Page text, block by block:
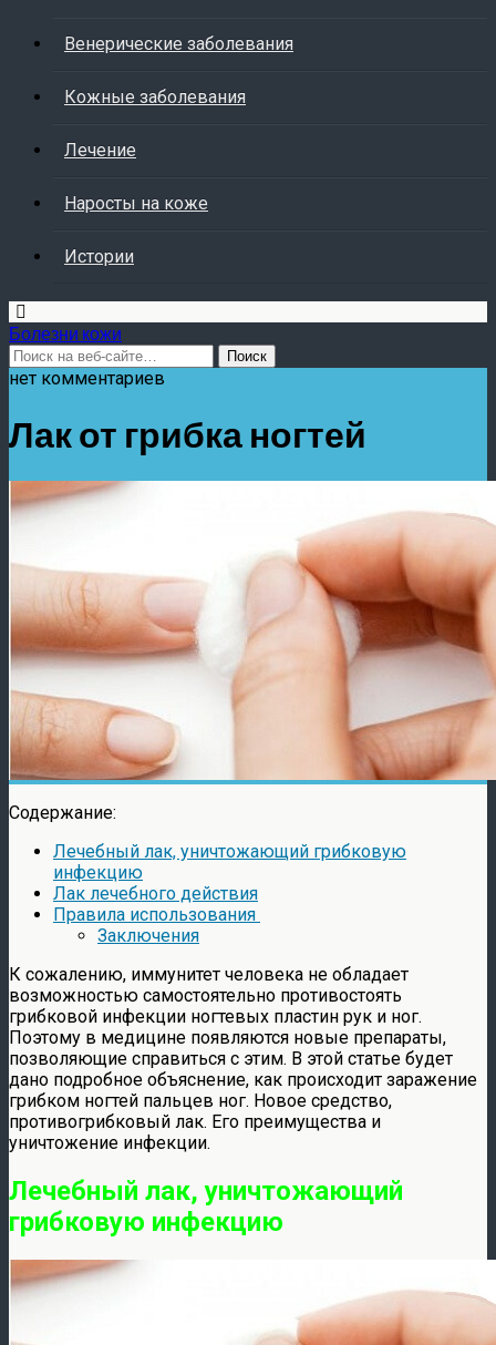
Венерические заболевания
Кожные заболевания
Лечение
Наросты на коже
Истории
Болезни кожи
нет комментариев
Лак от грибка ногтей
Содержание:
Лечебный лак, уничтожающий грибковую
инфекцию
Лак лечебного действия
Правила использования
Заключения
К сожалению, иммунитет человека не обладает
возможностью самостоятельно противостоять
грибковой инфекции ногтевых пластин рук и ног.
Поэтому в медицине появляются новые препараты,
позволяющие справиться с этим. В этой статье будет
дано подробное объяснение, как происходит заражение
грибком ногтей пальцев ног. Новое средство,
противогрибковый лак. Его преимущества и
уничтожение инфекции.
Лечебный лак, уничтожающий
грибковую инфекцию